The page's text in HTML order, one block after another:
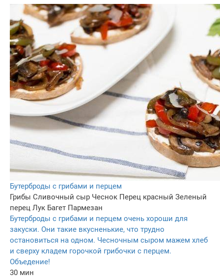
Бутерброды с грибами и перцем
Грибы Сливочный сыр Чеснок Перец красный Зеленый
перец Лук Багет Пармезан
Бутерброды с грибами и перцем очень хороши для
закуски. Они такие вкусненькие, что трудно
остановиться на одном. Чесночным сыром мажем хлеб
и сверху кладем горочкой грибочки с перцем.
Объедение!
30 мин